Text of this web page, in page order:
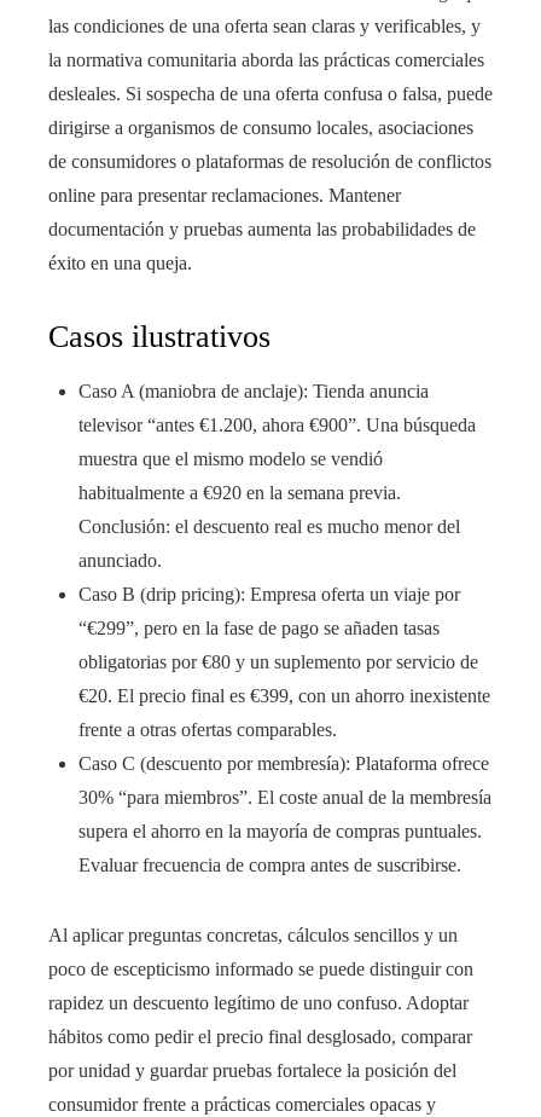
las condiciones de una oferta sean claras y verificables, y
la normativa comunitaria aborda las prácticas comerciales
desleales. Si sospecha de una oferta confusa o falsa, puede
dirigirse a organismos de consumo locales, asociaciones
de consumidores o plataformas de resolución de conflictos
online para presentar reclamaciones. Mantener
documentación y pruebas aumenta las probabilidades de
éxito en una queja.
Casos ilustrativos
Caso A (maniobra de anclaje): Tienda anuncia
televisor “antes €1.200, ahora €900”. Una búsqueda
muestra que el mismo modelo se vendió
habitualmente a €920 en la semana previa.
Conclusión: el descuento real es mucho menor del
anunciado.
Caso B (drip pricing): Empresa oferta un viaje por
“€299”, pero en la fase de pago se añaden tasas
obligatorias por €80 y un suplemento por servicio de
€20. El precio final es €399, con un ahorro inexistente
frente a otras ofertas comparables.
Caso C (descuento por membresía): Plataforma ofrece
30% “para miembros”. El coste anual de la membresía
supera el ahorro en la mayoría de compras puntuales.
Evaluar frecuencia de compra antes de suscribirse.
Al aplicar preguntas concretas, cálculos sencillos y un
poco de escepticismo informado se puede distinguir con
rapidez un descuento legítimo de uno confuso. Adoptar
hábitos como pedir el precio final desglosado, comparar
por unidad y guardar pruebas fortalece la posición del
consumidor frente a prácticas comerciales opacas y